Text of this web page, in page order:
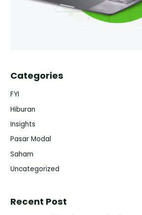
Categories
FYI
Hiburan
Insights
Pasar Modal
Saham
Uncategorized
Recent Post